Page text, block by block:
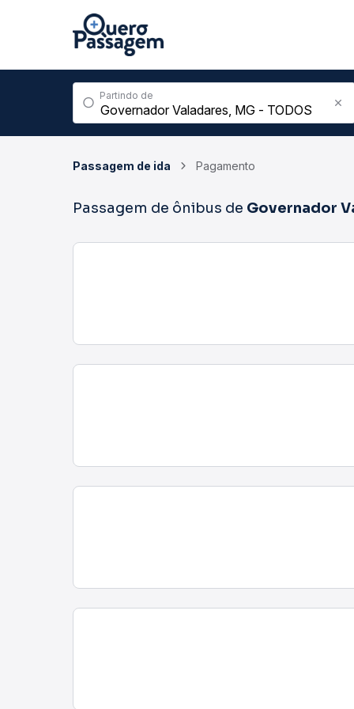
Partindo de
Passagem de ida Pagamento
Passagem de ônibus de Governador